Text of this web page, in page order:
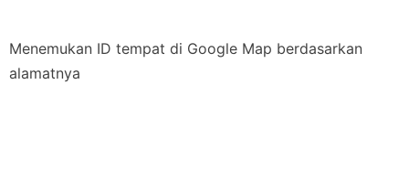
Menemukan ID tempat di Google Map berdasarkan
alamatnya